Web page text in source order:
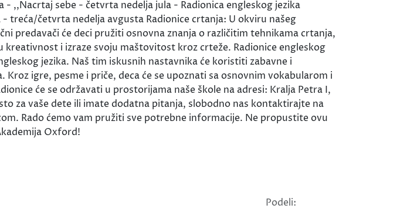
,,Nacrtaj sebe - četvrta nedelja jula - Radionica engleskog jezika
treća/četvrta nedelja avgusta Radionice crtanja: U okviru našeg
predavači će deci pružiti osnovna znanja o različitim tehnikama crtanja,
i izraze svoju maštovitost kroz crteže. Radionice engleskog
jezika. Naš tim iskusnih nastavnika će koristiti zabavne i
igre, pesme i priče, deca će se upoznati sa osnovnim vokabularom i
će se održavati u prostorijama naše škole na adresi: Kralja Petra I,
za vaše dete ili imate dodatna pitanja, slobodno nas kontaktirajte na
Rado ćemo vam pružiti sve potrebne informacije. Ne propustite ovu
Oxford!
Podeli: